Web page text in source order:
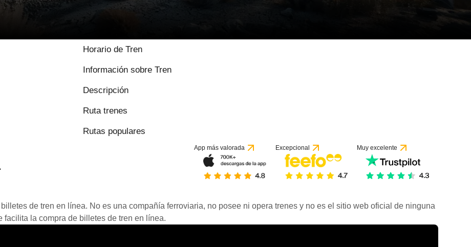
Horario de Tren
Información sobre Tren
Descripción
Ruta trenes
Rutas populares
App más valorada Excepcional Muy excelente
de tren en línea. No es una compañía ferroviaria, no posee ni opera trenes y no es el sitio web oficial de ninguna
la compra de billetes de tren en línea.